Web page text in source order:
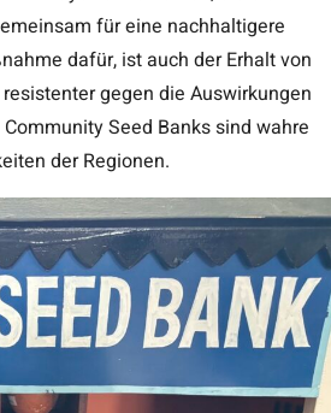
für eine nachhaltigere
dafür, ist auch der Erhalt von
gegen die Auswirkungen
Seed Banks sind wahre
der Regionen.